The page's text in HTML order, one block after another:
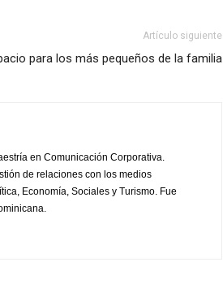
Artículo siguiente
para los más pequeños de la familia
en Comunicación Corporativa.
de relaciones con los medios
Economía, Sociales y Turismo. Fue